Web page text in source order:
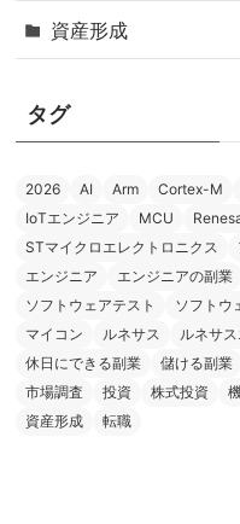
資産形成
タグ
2026 AI Arm Cortex-M
IoTエンジニア
MCU
STマイクロエレクトロニクス
エンジニア
エンジニアの副業
ソフトウェアテスト
ソフトウ
マイコン
ルネサス ルネサ
休日にできる副業
儲ける副業
市場調査
投資 株式投資
資産形成
転職